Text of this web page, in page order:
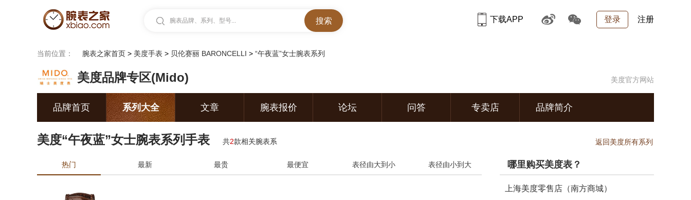
腕表品牌、系列、型号... 登录 注册
下载APP
当前位置： 腕表之家首页 > 美度手表 > 贝伦赛丽 BARONCELLI > “午夜蓝”女士腕表系列
美度品牌专区(Mido) 美度官方网站
品牌首页 系列大全 文章 腕表报价 论坛 问答 专卖店 品牌简介
美度“午夜蓝”女士腕表系列手表 共2款相关腕表系 返回美度所有系列
热门 最新 最贵 最便宜 表径由大到小 表径由小到大 哪里购买美度表？
上海美度零售店（南方商城）